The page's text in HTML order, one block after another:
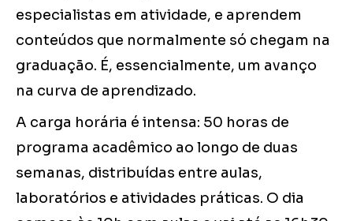
especialistas em atividade, e aprendem
conteúdos que normalmente só chegam na
graduação. É, essencialmente, um avanço
na curva de aprendizado.
A carga horária é intensa: 50 horas de
programa acadêmico ao longo de duas
semanas, distribuídas entre aulas,
laboratórios e atividades práticas. O dia